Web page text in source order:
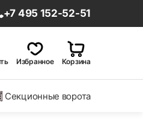
+7 495 152-52-51
Избранное Корзина
Секционные ворота